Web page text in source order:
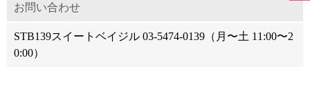
お問い合わせ
STB139スイートベイジル 03-5474-0139（月〜土 11:00〜2
0:00）